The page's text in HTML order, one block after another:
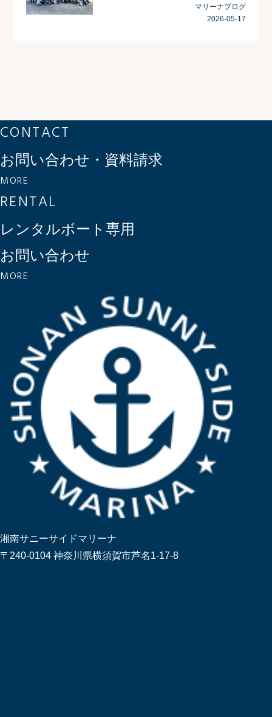
マリーナブログ
2026-05-17
CONTACT
お問い合わせ・資料請求
MORE
RENTAL
レンタルボート専用
お問い合わせ
MORE
湘南サニーサイドマリーナ
〒240-0104 神奈川県横須賀市芦名1-17-8